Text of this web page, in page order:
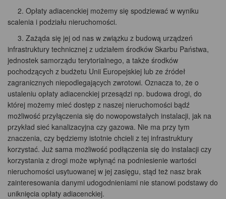
2. Opłaty adiacenckiej możemy się spodziewać w wyniku
scalenia i podziału nieruchomości.
3. Zażąda się jej od nas w związku z budową urządzeń
infrastruktury technicznej z udziałem środków Skarbu Państwa,
jednostek samorządu terytorialnego, a także środków
pochodzących z budżetu Unii Europejskiej lub ze źródeł
zagranicznych niepodlegających zwrotowi. Oznacza to, że o
ustaleniu opłaty adiacenckiej przesądzi np. budowa drogi, do
której możemy mieć dostęp z naszej nieruchomości bądź
możliwość przyłączenia się do nowopowstałych instalacji, jak na
przykład sieć kanalizacyjna czy gazowa. Nie ma przy tym
znaczenia, czy będziemy istotnie chcieli z tej infrastruktury
korzystać. Już sama możliwość podłączenia się do instalacji czy
korzystania z drogi może wpłynąć na podniesienie wartości
nieruchomości usytuowanej w jej zasięgu, stąd też nasz brak
zainteresowania danymi udogodnieniami nie stanowi podstawy do
uniknięcia opłaty adiacenckiej.